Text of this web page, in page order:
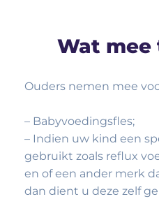
Wat mee
Ouders nemen mee
– Babyvoedingsfles;
– Indien uw kind een
gebruikt zoals reflux
en of een ander merk
dan dient u deze zelf